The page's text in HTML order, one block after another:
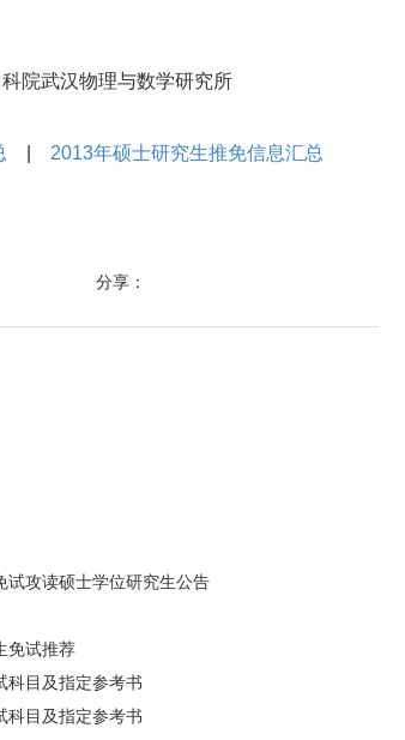
学研究所
2013年硕士研究生推免信息汇总
分享：
试攻读硕士学位研究生公告
免试推荐
科目及指定参考书
科目及指定参考书